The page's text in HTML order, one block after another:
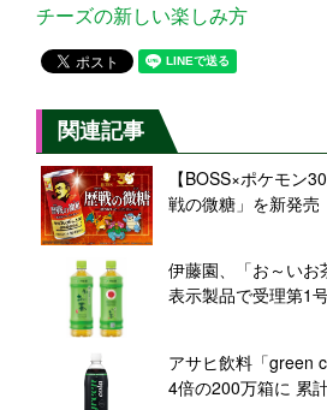
チーズの新しい楽しみ方
関連記事
【BOSS×ポケモン
戦の微糖」を新発売
伊藤園、「お～いお
表示製品で受理第1
アサヒ飲料「green
4倍の200万箱に 累